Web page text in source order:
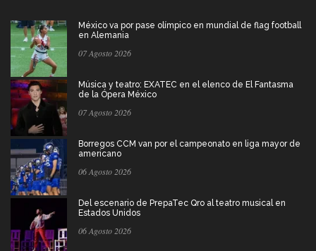
México va por pase olímpico en mundial de flag football
en Alemania
07 Agosto 2026
Música y teatro: EXATEC en el elenco de El Fantasma
de la Ópera México
07 Agosto 2026
Borregos CCM van por el campeonato en liga mayor de
americano
06 Agosto 2026
Del escenario de PrepaTec Qro al teatro musical en
Estados Unidos
06 Agosto 2026